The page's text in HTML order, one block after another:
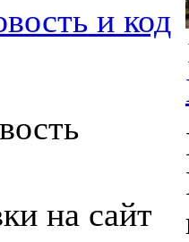
и код
на сайт